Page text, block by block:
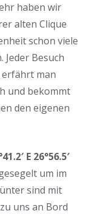
haben wir
alten Clique
schon viele
Besuch
erfährt man
und bekommt
den eigenen
E 26°56.5′
um im
sind mit
uns an Bord